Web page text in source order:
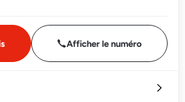
Afficher le numéro